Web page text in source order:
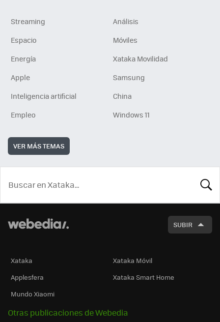
Streaming
Análisis
Espacio
Móviles
Energía
Xataka Movilidad
Apple
Samsung
Inteligencia artificial
China
Empleo
Windows 11
VER MÁS TEMAS
SUBIR
Xataka
Xataka Móvil
Applesfera
Xataka Smart Home
Mundo Xiaomi
Otras publicaciones de Webedia